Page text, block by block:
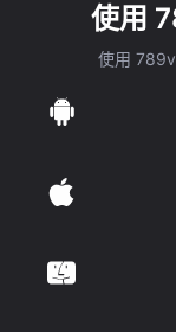
使用
使用